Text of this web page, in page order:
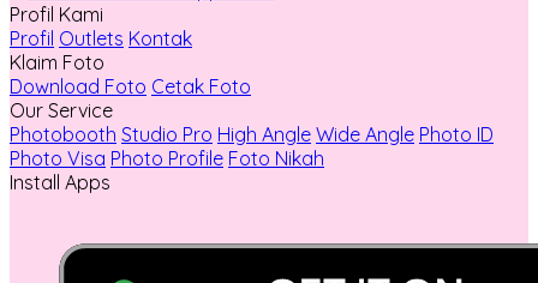
Profil Kami
Profil Outlets Kontak
Klaim Foto
Download Foto Cetak Foto
Our Service
Photobooth Studio Pro High Angle Wide Angle Photo ID
Photo Visa Photo Profile Foto Nikah
Install Apps